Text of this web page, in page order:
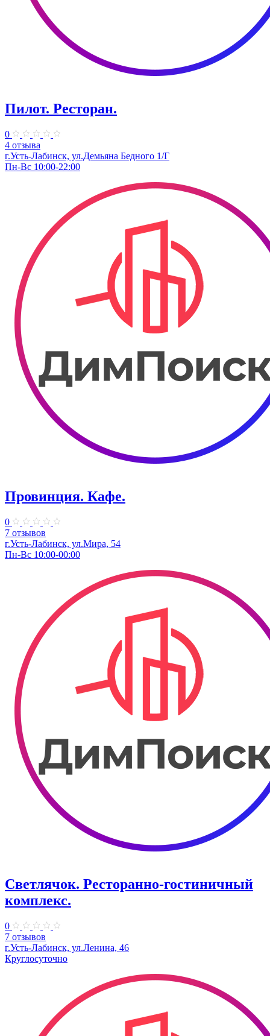
Пилот. Ресторан.
0
4 отзыва
г.Усть-Лабинск, ул.Демьяна Бедного 1/Г
Пн-Вс 10:00-22:00
Провинция. Кафе.
0
7 отзывов
г.Усть-Лабинск, ул.Мира, 54
Пн-Вс 10:00-00:00
Светлячок. Ресторанно-гостиничный
комплекс.
0
7 отзывов
г.Усть-Лабинск, ул.Ленина, 46
Круглосуточно